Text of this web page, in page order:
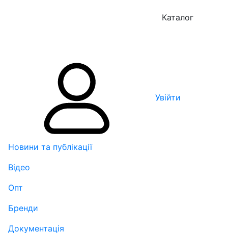
Каталог
Увійти
Новини та публікації
Відео
Опт
Бренди
Документація